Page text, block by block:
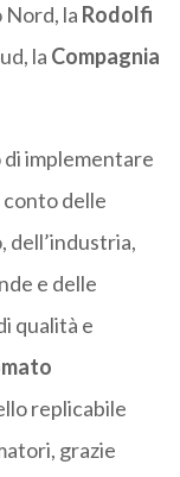
Nord, la Rodolfi
la Compagnia
di implementare
delle
dell’industria,
e delle
qualità e
replicabile
grazie